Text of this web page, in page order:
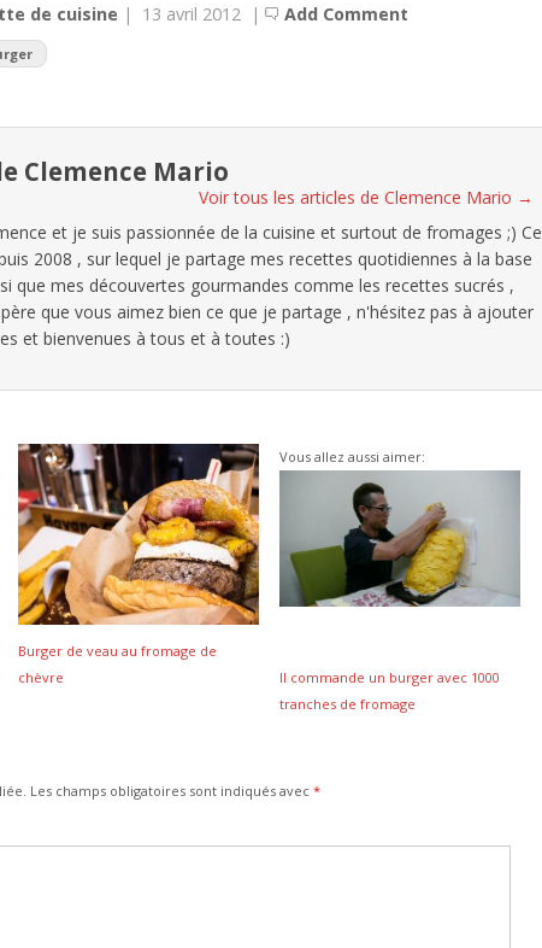
de cuisine | 13 avril 2012| Add Comment
Clemence Mario
Voir tous les articles de Clemence Mario →
et je suis passionnée de la cuisine et surtout de fromages ;) Ce
2008 , sur lequel je partage mes recettes quotidiennes à la base
que mes découvertes gourmandes comme les recettes sucrés ,
que vous aimez bien ce que je partage , n'hésitez pas à ajouter
et bienvenues à tous et à toutes :)
Vous allez aussi aimer:
Burger de veau au fromage de
chèvre
Il commande un burger avec 1000
tranches de fromage
Les champs obligatoires sont indiqués avec *